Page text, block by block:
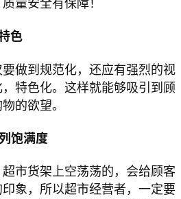
量安全有保障！
色
做到规范化，还应有强烈的视
特色化。这样就能够吸引到顾
的欲望。
饱满度
市货架上空荡荡的，会给顾客
象，所以超市经营者，一定要